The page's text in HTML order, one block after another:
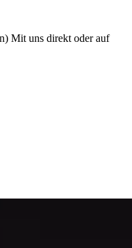
Mit uns direkt oder auf